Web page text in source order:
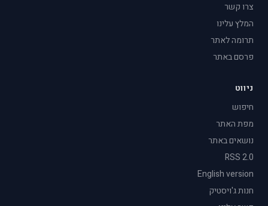
צרו קשר
המלץ עלינו
תרומה לאתר
פרסם באתר
ניווט
חיפוש
מפת האתר
נושאים באתר
RSS 2.0
English version
חנות ג'ויסטיק